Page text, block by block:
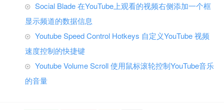
Social Blade 在YouTube上观看的视频右侧添加一个框
显示频道的数据信息
Youtube Speed Control Hotkeys 自定义YouTube 视频
速度控制的快捷键
Youtube Volume Scroll 使用鼠标滚轮控制YouTube音乐
的音量